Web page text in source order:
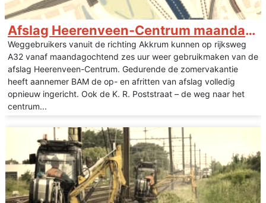
Afslag Heerenveen-Centrum maandag weer open
Weggebruikers vanuit de richting Akkrum kunnen op rijksweg
A32 vanaf maandagochtend zes uur weer gebruikmaken van de
afslag Heerenveen-Centrum. Gedurende de zomervakantie
heeft aannemer BAM de op- en afritten van afslag volledig
opnieuw ingericht. Ook de K. R. Poststraat – de weg naar het
centrum...